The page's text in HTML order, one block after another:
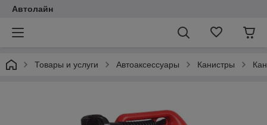
Автолайн
Товары и услуги Автоаксессуары Канистры